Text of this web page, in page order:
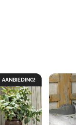
AANBIEDING!